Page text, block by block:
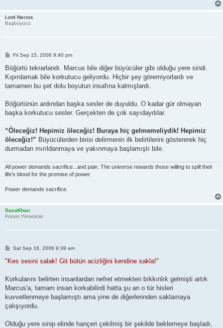
Lord Necros
Başbüyücü
P
s
Fri Sep 15, 2006 9:40 pm
Böğürtü tekrarlandı. Marcus bile diğer büyücüler gibi olduğu yere sindi.
Kıpırdamak bile korkutucu geliyordu. Hiçbir şey göremiyorlardı ve
tamamen bu şet dolu boyutun insafına kalmışlardı.
Böğürtünün ardından başka sesler de duyuldu. O kadar gür olmayan
başka korkutucu sesler. Gerçekten de çok sayıdaydılar.
“Öleceğiz! Hepimiz öleceğiz! Buraya hiç gelmemeliydik! Hepimiz
öleceğiz!” Büyücülerden birisi delirmenin ilk belirtilerini göstererek hiç
durmadan mırıldanmaya ve yakınmaya başlamıştı bile.
All power demands sacrifice...and pain. The universe rewards those willing to spill their
life's blood for the promise of power.
Power demands sacrifice.
SacoKhan
Forum Yöneticisi
P
s
Sat Sep 16, 2006 9:39 am
"Kes sesini salak! Git bütün acizliğini kendine sakla!"
Korkularını belirten insanlardan nefret etmekten bıkkınlık gelmişti artık
Marcus'a, tamam insan korkabilirdi hatta şu an o tür hisleri
kuvvetlenmeye başlamıştı ama yine de diğerlerinden saklamaya
çalışıyordu.
Olduğu yere sinip elinde hançeri çekilmiş bir şekilde beklemeye başladı,